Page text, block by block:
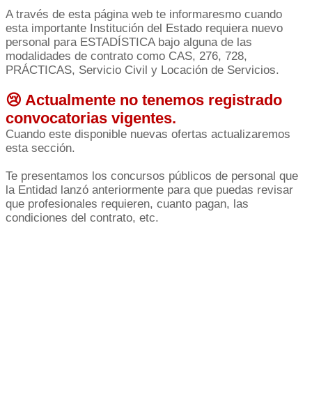
A través de esta página web te informaresmo cuando
esta importante Institución del Estado requiera nuevo
personal para ESTADÍSTICA bajo alguna de las
modalidades de contrato como CAS, 276, 728,
PRÁCTICAS, Servicio Civil y Locación de Servicios.
😢 Actualmente no tenemos registrado
convocatorias vigentes.
Cuando este disponible nuevas ofertas actualizaremos
esta sección.
Te presentamos los concursos públicos de personal que
la Entidad lanzó anteriormente para que puedas revisar
que profesionales requieren, cuanto pagan, las
condiciones del contrato, etc.